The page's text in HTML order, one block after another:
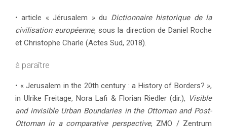
• article « Jérusalem » du Dictionnaire historique de la
civilisation européenne, sous la direction de Daniel Roche
et Christophe Charle (Actes Sud, 2018).
à paraître
• « Jerusalem in the 20th century : a History of Borders? »,
in Ulrike Freitage, Nora Lafi & Florian Riedler (dir.), Visible
and invisible Urban Boundaries in the Ottoman and Post-
Ottoman in a comparative perspective, ZMO / Zentrum